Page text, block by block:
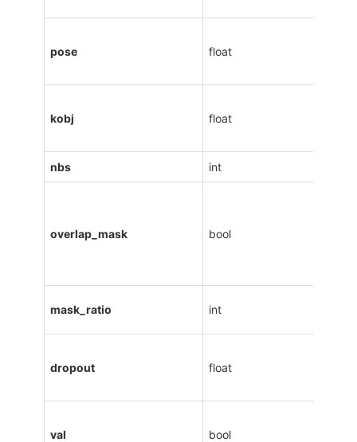
pose float
kobj float
nbs int
overlap_mask bool
mask_ratio int
dropout float
val bool